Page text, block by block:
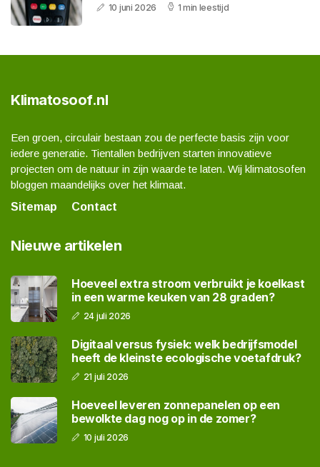
10 juni 2026 1 min leestijd
Klimatosoof.nl
Een groen, circulair bestaan zou de perfecte basis zijn voor
iedere generatie. Tientallen bedrijven starten innovatieve
projecten om de natuur in zijn waarde te laten. Wij klimatosofen
bloggen maandelijks over het klimaat.
Sitemap
Contact
Nieuwe artikelen
Hoeveel extra stroom verbruikt je koelkast
in een warme keuken van 28 graden?
24 juli 2026
Digitaal versus fysiek: welk bedrijfsmodel
heeft de kleinste ecologische voetafdruk?
21 juli 2026
Hoeveel leveren zonnepanelen op een
bewolkte dag nog op in de zomer?
10 juli 2026